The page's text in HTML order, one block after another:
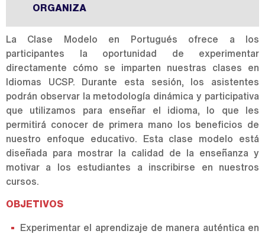
ORGANIZA
La Clase Modelo en Portugués ofrece a los
participantes la oportunidad de experimentar
directamente cómo se imparten nuestras clases en
Idiomas UCSP. Durante esta sesión, los asistentes
podrán observar la metodología dinámica y participativa
que utilizamos para enseñar el idioma, lo que les
permitirá conocer de primera mano los beneficios de
nuestro enfoque educativo. Esta clase modelo está
diseñada para mostrar la calidad de la enseñanza y
motivar a los estudiantes a inscribirse en nuestros
cursos.
OBJETIVOS
Experimentar el aprendizaje de manera auténtica en